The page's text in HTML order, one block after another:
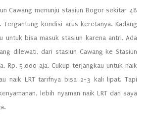
Cawang menunju stasiun Bogor sekitar 48
Tergantung kondisi arus keretanya. Kadang
untuk bisa masuk stasiun karena antri. Ada
dilewati, dari stasiun Cawang ke Stasiun
Rp. 5.000 aja. Cukup terjangkau untuk naik
naik LRT tarifnya bisa 2-3 kali lipat. Tapi
lebih nyaman naik LRT dan saya